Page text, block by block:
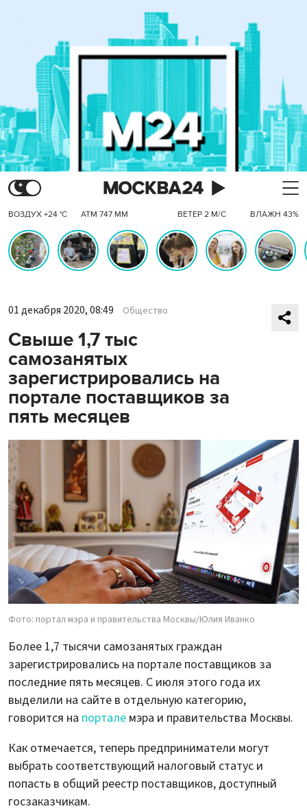
ВОЗДУХ +24 °C АТМ 747 ММ ВЕТЕР 2 М/С ВЛАЖН 43%
01 декабря 2020, 08:49 Общество
Свыше 1,7 тыс
самозанятых
зарегистрировались на
портале поставщиков за
пять месяцев
Фото: портал мэра и правительства Москвы/Юлия Иванко
Более 1,7 тысячи самозанятых граждан
зарегистрировались на портале поставщиков за
последние пять месяцев. С июля этого года их
выделили на сайте в отдельную категорию,
говорится на портале мэра и правительства Москвы.
Как отмечается, теперь предприниматели могут
выбрать соответствующий налоговый статус и
попасть в общий реестр поставщиков, доступный
госзаказчикам.